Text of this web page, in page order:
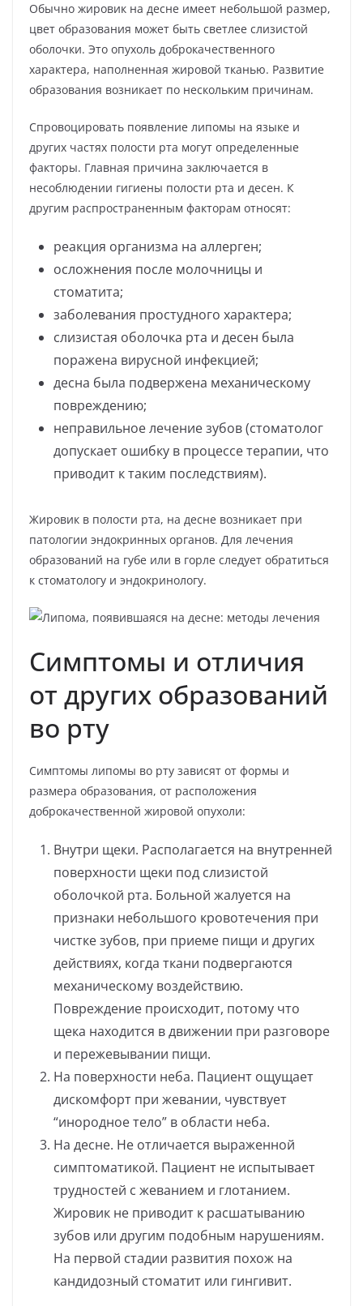
Обычно жировик на десне имеет небольшой размер,
цвет образования может быть светлее слизистой
оболочки. Это опухоль доброкачественного
характера, наполненная жировой тканью. Развитие
образования возникает по нескольким причинам.
Спровоцировать появление липомы на языке и
других частях полости рта могут определенные
факторы. Главная причина заключается в
несоблюдении гигиены полости рта и десен. К
другим распространенным факторам относят:
реакция организма на аллерген;
осложнения после молочницы и
стоматита;
заболевания простудного характера;
слизистая оболочка рта и десен была
поражена вирусной инфекцией;
десна была подвержена механическому
повреждению;
неправильное лечение зубов (стоматолог
допускает ошибку в процессе терапии, что
приводит к таким последствиям).
Жировик в полости рта, на десне возникает при
патологии эндокринных органов. Для лечения
образований на губе или в горле следует обратиться
к стоматологу и эндокринологу.
Симптомы и отличия
от других образований
во рту
Симптомы липомы во рту зависят от формы и
размера образования, от расположения
доброкачественной жировой опухоли:
Внутри щеки. Располагается на внутренней
поверхности щеки под слизистой
оболочкой рта. Больной жалуется на
признаки небольшого кровотечения при
чистке зубов, при приеме пищи и других
действиях, когда ткани подвергаются
механическому воздействию.
Повреждение происходит, потому что
щека находится в движении при разговоре
и пережевывании пищи.
На поверхности неба. Пациент ощущает
дискомфорт при жевании, чувствует
“инородное тело” в области неба.
На десне. Не отличается выраженной
симптоматикой. Пациент не испытывает
трудностей с жеванием и глотанием.
Жировик не приводит к расшатыванию
зубов или другим подобным нарушениям.
На первой стадии развития похож на
кандидозный стоматит или гингивит.